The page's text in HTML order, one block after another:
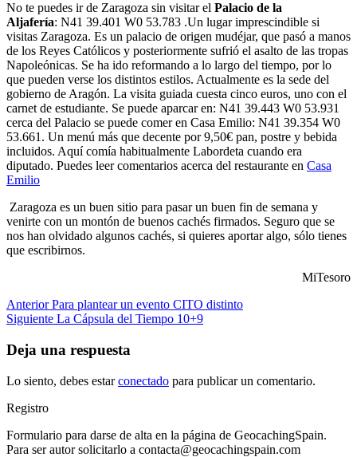
No te puedes ir de Zaragoza sin visitar el Palacio de la
Aljafería: N41 39.401 W0 53.783 .Un lugar imprescindible si
visitas Zaragoza. Es un palacio de origen mudéjar, que pasó a manos
de los Reyes Católicos y posteriormente sufrió el asalto de las tropas
Napoleónicas. Se ha ido reformando a lo largo del tiempo, por lo
que pueden verse los distintos estilos. Actualmente es la sede del
gobierno de Aragón. La visita guiada cuesta cinco euros, uno con el
carnet de estudiante. Se puede aparcar en: N41 39.443 W0 53.931
cerca del Palacio se puede comer en Casa Emilio: N41 39.354 W0
53.661. Un menú más que decente por 9,50€ pan, postre y bebida
incluidos. Aquí comía habitualmente Labordeta cuando era
diputado. Puedes leer comentarios acerca del restaurante en Casa
Emilio
Zaragoza es un buen sitio para pasar un buen fin de semana y
venirte con un montón de buenos cachés firmados. Seguro que se
nos han olvidado algunos cachés, si quieres aportar algo, sólo tienes
que escribirnos.
MiTesoro
Navegación
de
entradas
Anterior Entrada
anterior:
Para plantear un evento CITO distinto
Siguiente Entrada
La Cápsula del Tiempo 10+9
Deja una respuesta
Lo siento, debes estarconectado para publicar un comentario.
Registro
Formulario para darse de alta en la página de GeocachingSpain.
Para ser autor solicitarlo a contacta@geocachingspain.com